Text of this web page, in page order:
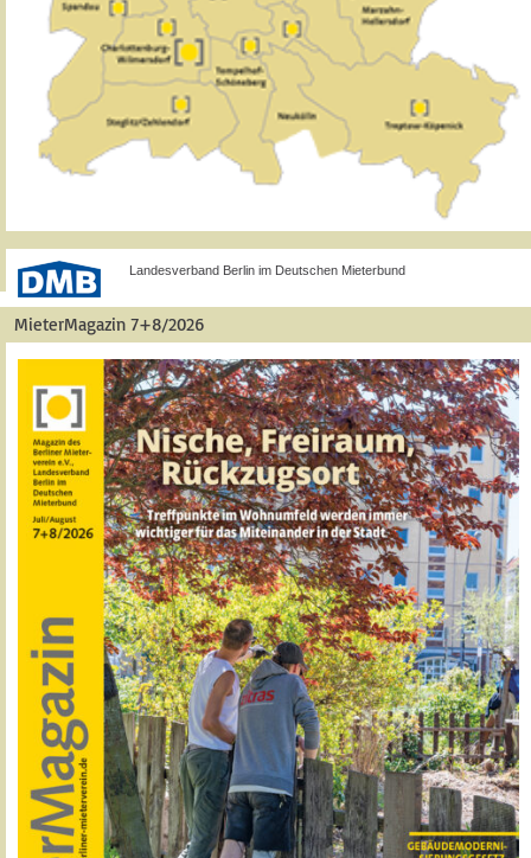
Landesverband Berlin im Deutschen Mieterbund
MieterMagazin 7+8/2026